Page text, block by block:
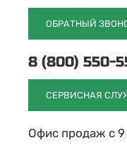
ОБРАТНЫЙ
8 (800) 550-
СЕРВИСНАЯ
Офис продаж с 9